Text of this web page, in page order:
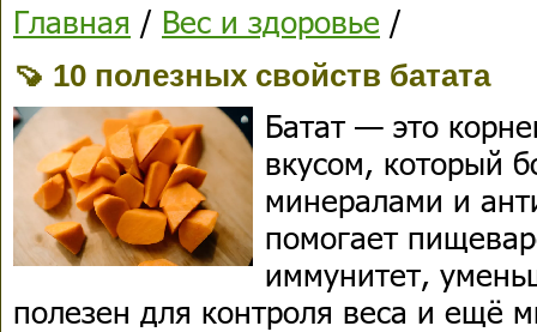
Главная / Вес и здоровье /
🍠 10 полезных свойств батата
Батат — это
вкусом, который
минералами и
помогает
иммунитет,
полезен для контроля веса и ещё